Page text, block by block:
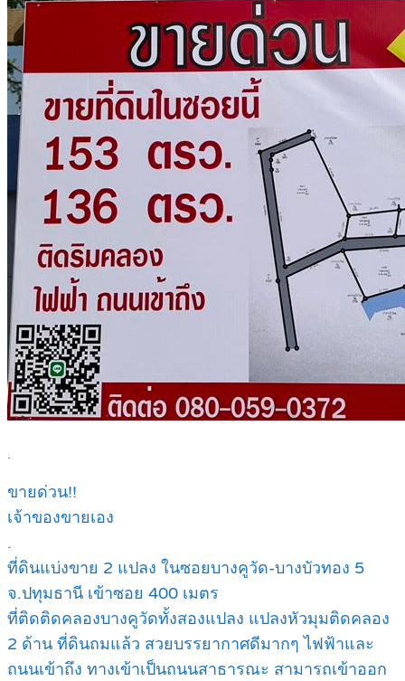
.
ขายด่วน!!
เจ้าของขายเอง
.
ที่ดินแบ่งขาย 2 แปลง ในซอยบางคูวัด-บางบัวทอง 5
จ.ปทุมธานี เข้าซอย 400 เมตร
ที่ติดติดคลองบางคูวัดทั้งสองแปลง แปลงหัวมุมติดคลอง
2 ด้าน ที่ดินถมแล้ว สวยบรรยากาศดีมากๆ ไฟฟ้าและ
ถนนเข้าถึง ทางเข้าเป็นถนนสาธารณะ สามารถเข้าออก